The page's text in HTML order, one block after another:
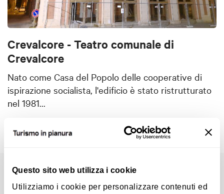
Questo sito web utilizza i cookie
Utilizziamo i cookie per personalizzare contenuti ed
Crevalcore - Teatro comunale di
Crevalcore
Nato come Casa del Popolo delle cooperative di
ispirazione socialista, l'edificio è stato ristrutturato
nel 1981...
Scopri